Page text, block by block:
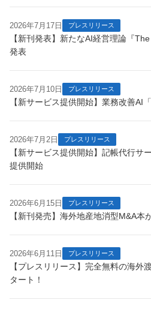
2026年7月17日 プレスリリース
【新刊発表】新たなAI経営理論『
発表
2026年7月10日 プレスリリース
【新サービス提供開始】業務改善AI
2026年7月2日 プレスリリース
【新サービス提供開始】記帳代行サ
提供開始
2026年6月15日 プレスリリース
【新刊発売】海外地産地消型M&A本
2026年6月11日 プレスリリース
【プレスリリース】完全無料の海外
タート！